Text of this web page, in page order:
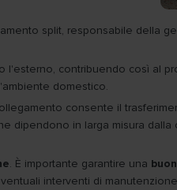
split, responsabile della
l'esterno, contribuendo così al
domestico.
consente il
dipendono in larga misura
. È importante garantire una
interventi di